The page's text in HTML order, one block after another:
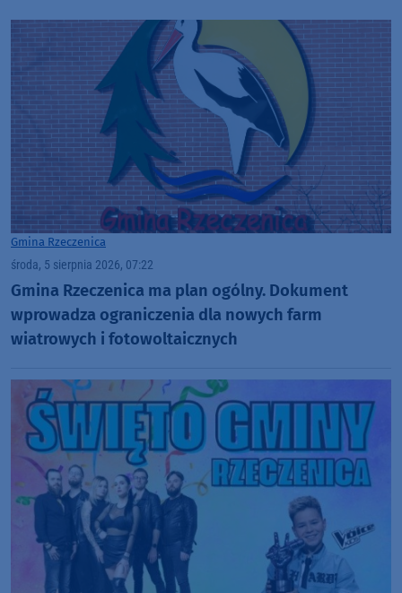
Gmina Rzeczenica
środa, 5 sierpnia 2026, 07:22
Gmina Rzeczenica ma plan ogólny. Dokument
wprowadza ograniczenia dla nowych farm
wiatrowych i fotowoltaicznych